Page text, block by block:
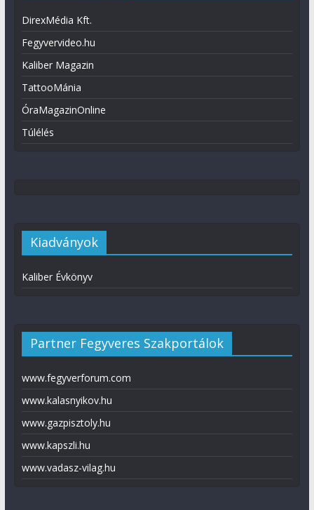
DirexMédia Kft.
Fegyvervideo.hu
Kaliber Magazin
TattooMánia
ÓraMagazinOnline
Túlélés
Kiadványok
Kaliber Évkönyv
Partner Fegyveres Szakportálok
www.fegyverforum.com
www.kalasnyikov.hu
www.gazpisztoly.hu
www.kapszli.hu
www.vadasz-vilag.hu